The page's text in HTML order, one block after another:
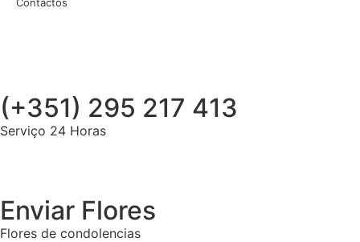
(+351) 295 217 413
Serviço 24 Horas
Enviar Flores
Flores de condolencias